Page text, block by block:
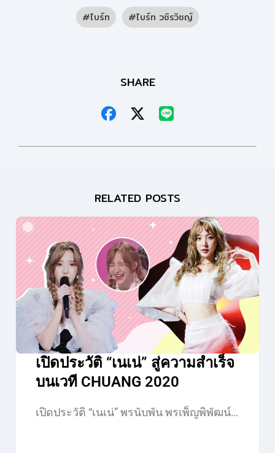
ไบร์ท ไบร์ท วชิรวิชญ์
SHARE
RELATED POSTS
เปิดประวัติ “เนเน่” สู่ความสำเร็จ
บนเวที CHUANG 2020
เปิดประวัติ “เนเน่” พรนับพัน พรเพ็ญพิพัฒน์…